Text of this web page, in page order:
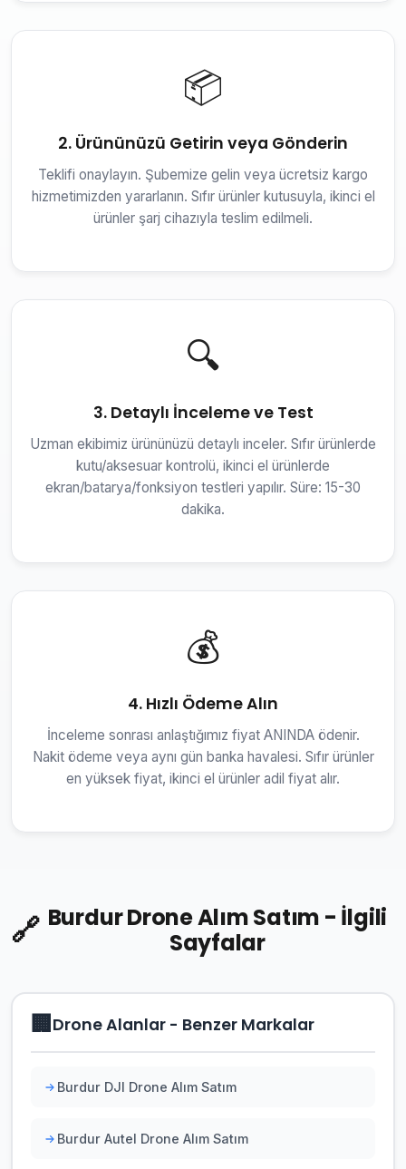
📦
2. Ürününüzü Getirin veya Gönderin
Teklifi onaylayın. Şubemize gelin veya ücretsiz kargo
hizmetimizden yararlanın. Sıfır ürünler kutusuyla, ikinci el
ürünler şarj cihazıyla teslim edilmeli.
🔍
3. Detaylı İnceleme ve Test
Uzman ekibimiz ürününüzü detaylı inceler. Sıfır ürünlerde
kutu/aksesuar kontrolü, ikinci el ürünlerde
ekran/batarya/fonksiyon testleri yapılır. Süre: 15-30
dakika.
💰
4. Hızlı Ödeme Alın
İnceleme sonrası anlaştığımız fiyat ANINDA ödenir.
Nakit ödeme veya aynı gün banka havalesi. Sıfır ürünler
en yüksek fiyat, ikinci el ürünler adil fiyat alır.
🔗 Burdur Drone Alım Satım - İlgili
Sayfalar
🏢Drone Alanlar - Benzer Markalar
Burdur DJI Drone Alım Satım
Burdur Autel Drone Alım Satım